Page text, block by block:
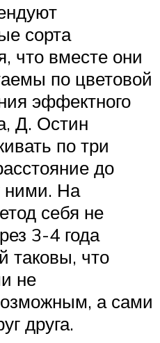
сорта
что вместе они
по цветовой
эффектного
Д. Остин
по три
до
ними. На
себя не
3-4 года
таковы, что
не
а сами
друга.